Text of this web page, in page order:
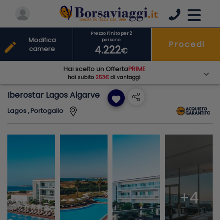
Iberostar Lagos Algarve favorite
Lagos , Portogallo
+4
Prezzo Finito per 2
persone
4.222€
Procedi
edit
Modifica
camere
Hai scelto un OffertaPRIME
hai subito 253€ di vantaggi